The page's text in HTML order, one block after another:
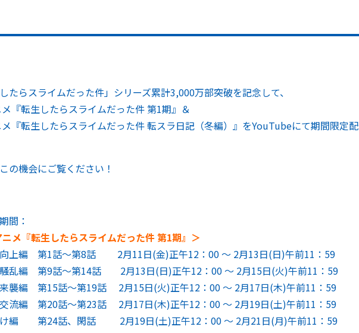
したらスライムだった件」シリーズ累計3,000万部突破を記念して、
『転生したらスライムだった件 第1期』＆
『転生したらスライムだった件 転スラ日記（冬編）』をYouTubeにて期間限定
の機会にご覧ください！
間：
メ『転生したらスライムだった件 第1期』＞
向上編 第1話～第8話 2月11日(金)正午12：00 ～ 2月13日(日)午前11：59
騒乱編 第9話～第14話 2月13日(日)正午12：00 ～ 2月15日(火)午前11：59
来襲編 第15話～第19話 2月15日(火)正午12：00 ～ 2月17日(木)午前11：59
交流編 第20話～第23話 2月17日(木)正午12：00 ～ 2月19日(土)午前11：59
け編 第24話、閑話 2月19日(土)正午12：00 ～ 2月21日(月)午前11：59